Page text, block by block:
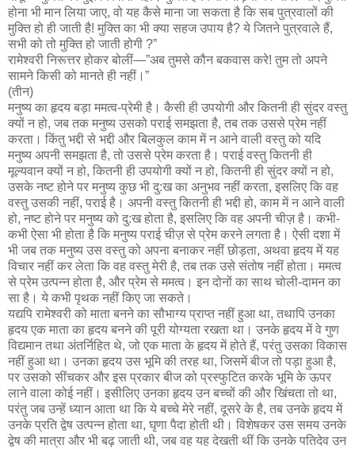
होना भी मान लिया जाए, वो यह कैसे माना जा सकता है कि सब पुत्रवालों की
मुक्ति हो ही जाती है! मुक्ति का भी क्या सहज उपाय है? ये जितने पुत्रवाले हैं,
सभी को तो मुक्ति हो जाती होगी ?”
रामेश्वरी निरूत्तर होकर बोलीं—”अब तुमसे कौन बकवास करे! तुम तो अपने
सामने किसी को मानते ही नहीं।”
(तीन)
मनुष्य का हृदय बड़ा ममत्व-प्रेमी है। कैसी ही उपयोगी और कितनी ही सुंदर वस्तु
क्यों न हो, जब तक मनुष्य उसको पराई समझता है, तब तक उससे प्रेम नहीं
करता। किंतु भद्दी से भद्दी और बिलकुल काम में न आने वाली वस्तु को यदि
मनुष्य अपनी समझता है, तो उससे प्रेम करता है। पराई वस्तु कितनी ही
मूल्यवान क्यों न हो, कितनी ही उपयोगी क्यों न हो, कितनी ही सुंदर क्यों न हो,
उसके नष्ट होने पर मनुष्य कुछ भी दु:ख का अनुभव नहीं करता, इसलिए कि वह
वस्तु उसकी नहीं, पराई है। अपनी वस्तु कितनी ही भद्दी हो, काम में न आने वाली
हो, नष्ट होने पर मनुष्य को दु:ख होता है, इसलिए कि वह अपनी चीज़ है। कभी-
कभी ऐसा भी होता है कि मनुष्य पराई चीज़ से प्रेम करने लगता है। ऐसी दशा में
भी जब तक मनुष्य उस वस्तु को अपना बनाकर नहीं छोड़ता, अथवा हृदय में यह
विचार नहीं कर लेता कि वह वस्तु मेरी है, तब तक उसे संतोष नहीं होता। ममत्व
से प्रेम उत्पन्न होता है, और प्रेम से ममत्व। इन दोनों का साथ चोली-दामन का
सा है। ये कभी पृथक नहीं किए जा सकते।
यद्यपि रामेश्वरी को माता बनने का सौभाग्य प्राप्त नहीं हुआ था, तथापि उनका
हृदय एक माता का हृदय बनने की पूरी योग्यता रखता था। उनके हृदय में वे गुण
विद्यमान तथा अंतर्निहित थे, जो एक माता के हृदय में होते हैं, परंतु उसका विकास
नहीं हुआ था। उनका हृदय उस भूमि की तरह था, जिसमें बीज तो पड़ा हुआ है,
पर उसको सींचकर और इस प्रकार बीज को प्रस्फुटित करके भूमि के ऊपर
लाने वाला कोई नहीं। इसीलिए उनका हृदय उन बच्चों की और खिंचता तो था,
परंतु जब उन्हें ध्यान आता था कि ये बच्चे मेरे नहीं, दूसरे के है, तब उनके हृदय में
उनके प्रति द्वेष उत्पन्न होता था, घृणा पैदा होती थी। विशेषकर उस समय उनके
द्वेष की मात्रा और भी बढ़ जाती थी, जब वह यह देखती थीं कि उनके पतिदेव उन